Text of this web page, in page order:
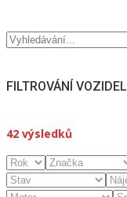
FILTROVÁNÍ VOZIDEL
42 výsledků